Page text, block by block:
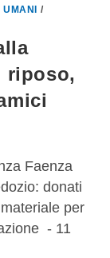
/
riposo,
Faenza
donati
per
- 11